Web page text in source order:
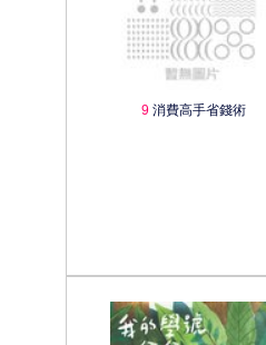
9消費高手省錢術